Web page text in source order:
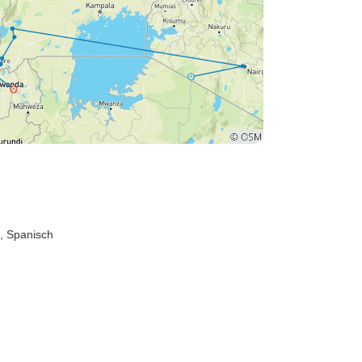
dass wir nur 1 Nashorn
gesehen haben, war die
nächste am wenigsten
gesehene Tierart der
Leopard, von dem wir
sechs in drei Tagen in der
Serengetti gesehen haben.
Die Anzahl der Tierarten,
Spanisch